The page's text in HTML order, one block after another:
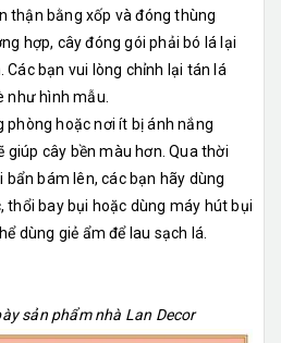
thận bằng xốp và đóng thùng
hợp, cây đóng gói phải bó lá lại
Các bạn vui lòng chỉnh lại tán lá
như hình mẫu.
phòng hoặc nơi ít bị ánh nắng
giúp cây bền màu hơn. Qua thời
bẩn bám lên, các bạn hãy dùng
thổi bay bụi hoặc dùng máy hút bụi
dùng giẻ ẩm để lau sạch lá.
sản phẩm nhà Lan Decor